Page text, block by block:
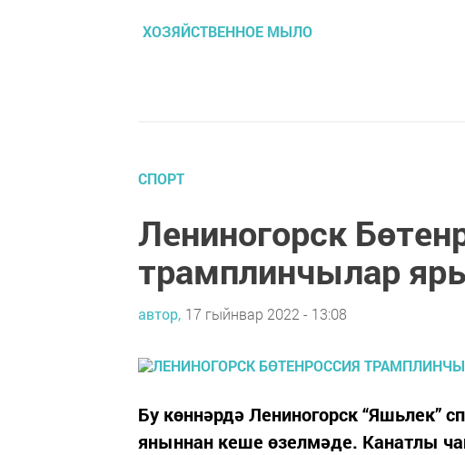
ХОЗЯЙСТВЕННОЕ МЫЛО
СПОРТ
Лениногорск
трамплинчылар
автор, 17 гыйнвар 2022 - 13:08
Бу көннәрдә Лениногорск “Яшьлек”
яныннан кеше өзелмәде. Канатлы